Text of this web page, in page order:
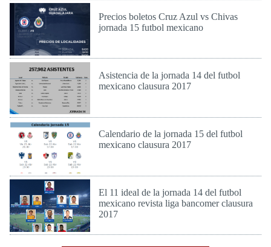
Precios boletos Cruz Azul vs Chivas
jornada 15 futbol mexicano
Asistencia de la jornada 14 del futbol
mexicano clausura 2017
Calendario de la jornada 15 del futbol
mexicano clausura 2017
El 11 ideal de la jornada 14 del futbol
mexicano revista liga bancomer clausura
2017